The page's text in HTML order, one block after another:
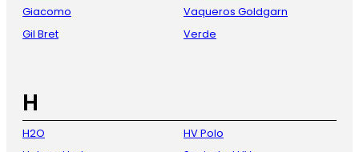
Giacomo
Gil Bret
Vaqueros Goldgarn
Verde
H
H2O
HV Polo